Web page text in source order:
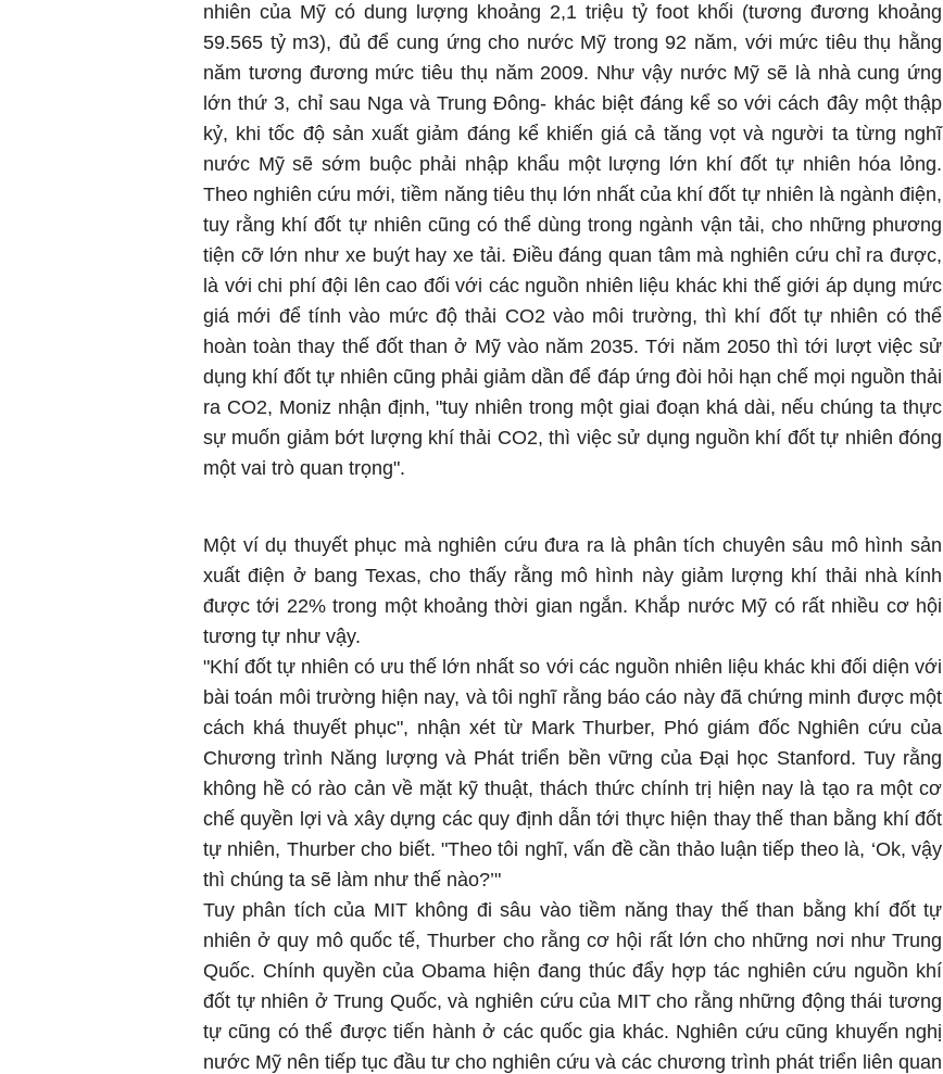
nhiên của Mỹ có dung lượng khoảng 2,1 triệu tỷ foot khối (tương đương khoảng
59.565 tỷ m3), đủ để cung ứng cho nước Mỹ trong 92 năm, với mức tiêu thụ hằng
năm tương đương mức tiêu thụ năm 2009. Như vậy nước Mỹ sẽ là nhà cung ứng
lớn thứ 3, chỉ sau Nga và Trung Đông- khác biệt đáng kể so với cách đây một thập
kỷ, khi tốc độ sản xuất giảm đáng kể khiến giá cả tăng vọt và người ta từng nghĩ
nước Mỹ sẽ sớm buộc phải nhập khẩu một lượng lớn khí đốt tự nhiên hóa lỏng.
Theo nghiên cứu mới, tiềm năng tiêu thụ lớn nhất của khí đốt tự nhiên là ngành điện,
tuy rằng khí đốt tự nhiên cũng có thể dùng trong ngành vận tải, cho những phương
tiện cỡ lớn như xe buýt hay xe tải. Điều đáng quan tâm mà nghiên cứu chỉ ra được,
là với chi phí đội lên cao đối với các nguồn nhiên liệu khác khi thế giới áp dụng mức
giá mới để tính vào mức độ thải CO2 vào môi trường, thì khí đốt tự nhiên có thể
hoàn toàn thay thế đốt than ở Mỹ vào năm 2035. Tới năm 2050 thì tới lượt việc sử
dụng khí đốt tự nhiên cũng phải giảm dần để đáp ứng đòi hỏi hạn chế mọi nguồn thải
ra CO2, Moniz nhận định, "tuy nhiên trong một giai đoạn khá dài, nếu chúng ta thực
sự muốn giảm bớt lượng khí thải CO2, thì việc sử dụng nguồn khí đốt tự nhiên đóng
một vai trò quan trọng".
Một ví dụ thuyết phục mà nghiên cứu đưa ra là phân tích chuyên sâu mô hình sản
xuất điện ở bang Texas, cho thấy rằng mô hình này giảm lượng khí thải nhà kính
được tới 22% trong một khoảng thời gian ngắn. Khắp nước Mỹ có rất nhiều cơ hội
tương tự như vậy.
"Khí đốt tự nhiên có ưu thế lớn nhất so với các nguồn nhiên liệu khác khi đối diện với
bài toán môi trường hiện nay, và tôi nghĩ rằng báo cáo này đã chứng minh được một
cách khá thuyết phục", nhận xét từ Mark Thurber, Phó giám đốc Nghiên cứu của
Chương trình Năng lượng và Phát triển bền vững của Đại học Stanford. Tuy rằng
không hề có rào cản về mặt kỹ thuật, thách thức chính trị hiện nay là tạo ra một cơ
chế quyền lợi và xây dựng các quy định dẫn tới thực hiện thay thế than bằng khí đốt
tự nhiên, Thurber cho biết. "Theo tôi nghĩ, vấn đề cần thảo luận tiếp theo là, ‘Ok, vậy
thì chúng ta sẽ làm như thế nào?’"
Tuy phân tích của MIT không đi sâu vào tiềm năng thay thế than bằng khí đốt tự
nhiên ở quy mô quốc tế, Thurber cho rằng cơ hội rất lớn cho những nơi như Trung
Quốc. Chính quyền của Obama hiện đang thúc đẩy hợp tác nghiên cứu nguồn khí
đốt tự nhiên ở Trung Quốc, và nghiên cứu của MIT cho rằng những động thái tương
tự cũng có thể được tiến hành ở các quốc gia khác. Nghiên cứu cũng khuyến nghị
nước Mỹ nên tiếp tục đầu tư cho nghiên cứu và các chương trình phát triển liên quan